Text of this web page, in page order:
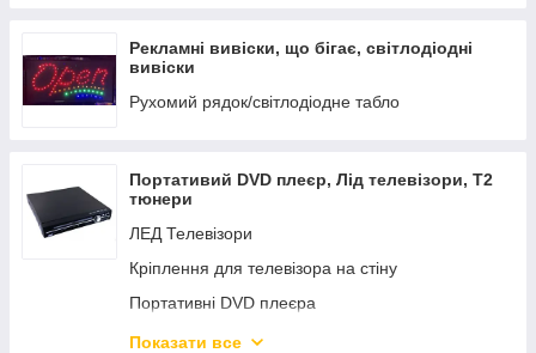
Пуф Крісло
Рекламні вивіски, що бігає, світлодіодні
вивіски
Рухомий рядок/світлодіодне табло
Портативий DVD плеєр, Лід телевізори, Т2
тюнери
ЛЕД Телевізори
Кріплення для телевізора на стіну
Портативні DVD плеєра
АНТЕНИ до телевізорів і Т2 тюнерів
Показати все